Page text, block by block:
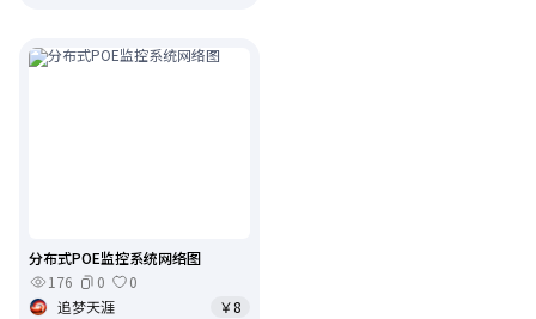
分布式POE监控系统网络图
176
0
0
追梦天涯
￥8